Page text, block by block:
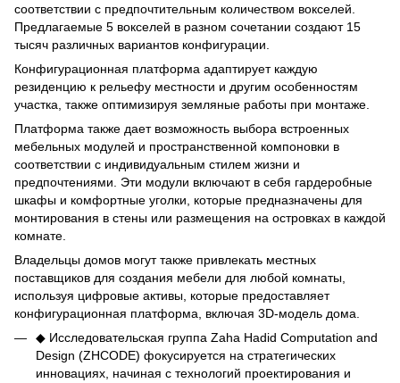
соответствии с предпочтительным количеством вокселей.
Предлагаемые 5 вокселей в разном сочетании создают 15
тысяч различных вариантов конфигурации.
Конфигурационная платформа адаптирует каждую
резиденцию к рельефу местности и другим особенностям
участка, также оптимизируя земляные работы при монтаже.
Платформа также дает возможность выбора встроенных
мебельных модулей и пространственной компоновки в
соответствии с индивидуальным стилем жизни и
предпочтениями. Эти модули включают в себя гардеробные
шкафы и комфортные уголки, которые предназначены для
монтирования в стены или размещения на островках в каждой
комнате.
Владельцы домов могут также привлекать местных
поставщиков для создания мебели для любой комнаты,
используя цифровые активы, которые предоставляет
конфигурационная платформа, включая 3D-модель дома.
◆ Исследовательская группа Zaha Hadid Computation and
Design (ZHCODE) фокусируется на стратегических
инновациях, начиная с технологий проектирования и